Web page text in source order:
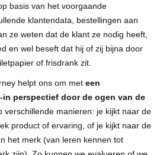
basis van het voorgaande
klantendata, bestellingen aan
ze weten dat de klant ze nodig heeft,
en wel beseft dat hij of zij bijna door
of frisdrank zit.
helpt ons om met een
in perspectief door de ogen van de
verschillende manieren: je kijkt naar de
product of ervaring, of je kijkt naar de
het merk (van leren kennen tot